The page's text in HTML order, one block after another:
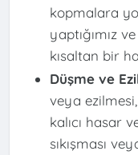
kopmalara
yaptığımız
kısaltan bir
Düşme ve
veya
kalıcı hasar
sıkışması